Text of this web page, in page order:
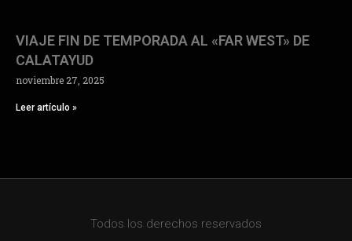
VIAJE FIN DE TEMPORADA AL «FAR WEST» DE
CALATAYUD
noviembre 27, 2025
Leer artículo »
Todos los derechos reservados